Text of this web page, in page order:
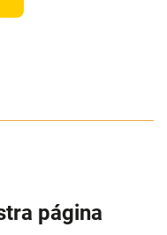
página